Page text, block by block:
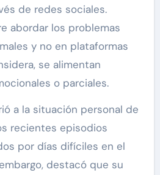
de redes sociales.
abordar los problemas
y no en plataformas
se alimentan
o parciales.
a la situación personal de
recientes episodios
por días difíciles en el
destacó que su